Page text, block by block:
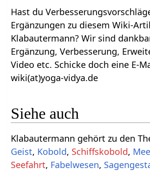
Hast du
Ergänzungen zu diesem Wiki-
Klabautermann? Wir sind
Ergänzung, Verbesserung,
Video etc. Schicke doch eine E-
wiki(at)yoga-vidya.de
Siehe auch
Klabautermann gehört zu den
Geist, Kobold, Schiffskobold,
Seefahrt, Fabelwesen,